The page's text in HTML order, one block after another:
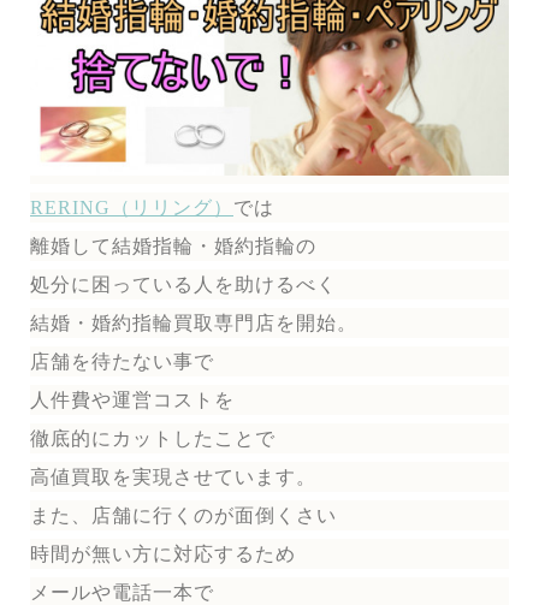
RERING（リリング） では
離婚して結婚指輪・婚約指輪の
処分に困っている人を助けるべく
結婚・婚約指輪買取専門店を開始。
店舗を待たない事で
人件費や運営コストを
徹底的にカットしたことで
高値買取を実現させています。
また、店舗に行くのが面倒くさい
時間が無い方に対応するため
メールや電話一本で